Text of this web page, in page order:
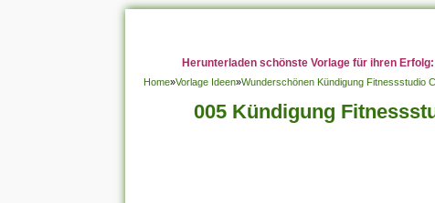
Herunterladen schönste Vorlage für ihren
Home»Vorlage Ideen»Wunderschönen Kündigung Fitnessstudio
005 Kündigung